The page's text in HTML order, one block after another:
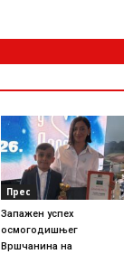
Прес
Запажен успех
осмогодишњег
Вршчанина на